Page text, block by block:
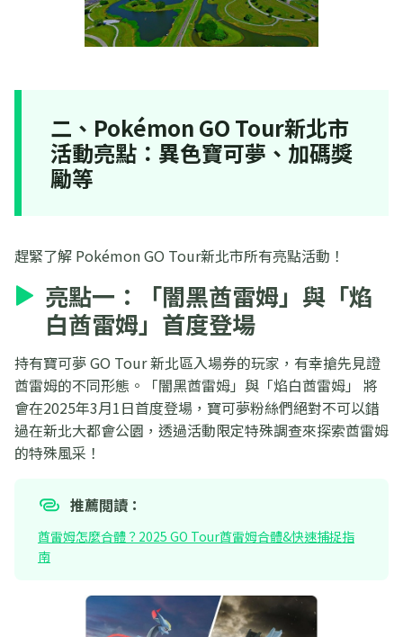
二、Pokémon GO Tour新北市
活動亮點：異色寶可夢、加碼獎
勵等
趕緊了解 Pokémon GO Tour新北市所有亮點活動！
亮點一：「闇黑酋雷姆」與「焰
白酋雷姆」首度登場
持有寶可夢 GO Tour 新北區入場券的玩家，有幸搶先見證
酋雷姆的不同形態。「闇黑酋雷姆」與「焰白酋雷姆」 將
會在2025年3月1日首度登場，寶可夢粉絲們絕對不可以錯
過在新北大都會公園，透過活動限定特殊調查來探索酋雷姆
的特殊風采！
推薦閲讀：
酋雷姆怎麼合體？2025 GO Tour酋雷姆合體&快速捕捉指
南